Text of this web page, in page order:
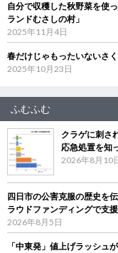
自分で収穫した秋野菜を使
ランドむさしの村」
2025年11月4日
春だけじゃもったいないさ
2025年10月23日
ふむふむ
クラゲに刺さ
応急処置を知
2026年8月10
四日市の公害克服の歴史を
ラウドファンディングで支
2026年8月5日
「中東発」値上げラッシ